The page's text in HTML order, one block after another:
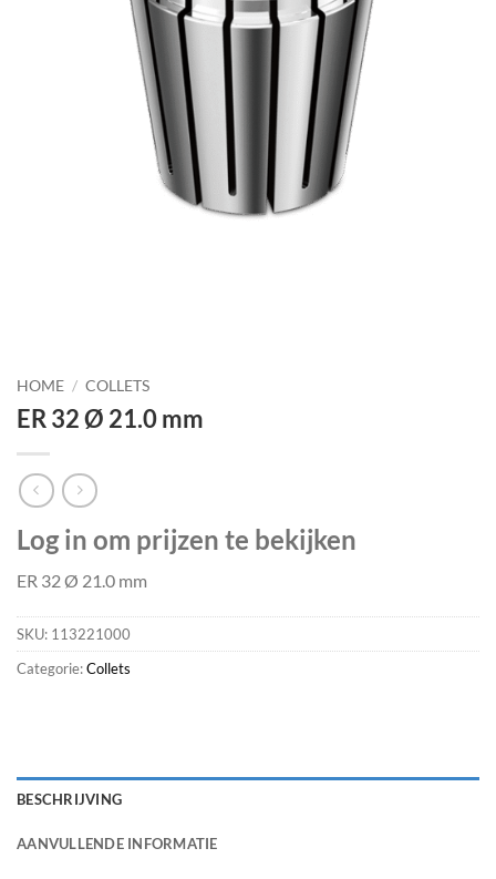
HOME / COLLETS
ER 32 Ø 21.0 mm
Log in om prijzen te bekijken
ER 32 Ø 21.0 mm
SKU: 113221000
Categorie:Collets
BESCHRIJVING
AANVULLENDE INFORMATIE